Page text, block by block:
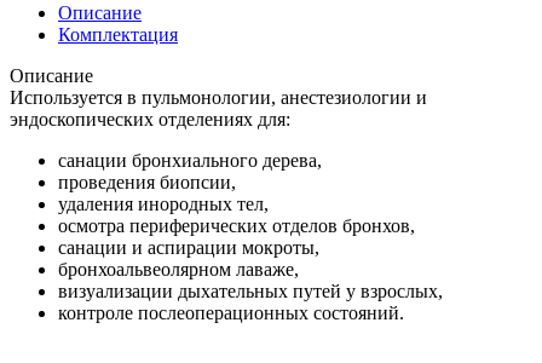
Описание
Комплектация
Описание
Используется в пульмонологии, анестезиологии и
эндоскопических отделениях для:
санации бронхиального дерева,
проведения биопсии,
удаления инородных тел,
осмотра периферических отделов бронхов,
санации и аспирации мокроты,
бронхоальвеолярном лаваже,
визуализации дыхательных путей у взрослых,
контроле послеоперационных состояний.